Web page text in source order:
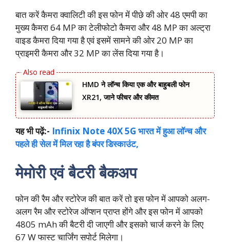
बात करें कैमरा क्वालिटी की इस फोन में पीछे की ओर 48 एमपी का
मुख्य कैमरा 64 MP का टेलीफोटो कैमरा और 48 MP का अल्ट्रा
वाइड कैमरा दिया गया है एवं इसमें सामने की ओर 20 MP का
प्राइमरी कैमरा और 32 MP का लेंस दिया गया है।
HMD ने लॉन्च किया एक और बाहुबली फोन
XR21, जाने फीचर और कीमत
यह भी पढ़ें:- Infinix Note 40X 5G भारत में हुआ लॉन्च और
पहले ही सेल में मिल रहा है बंपर डिस्काउंट,
मेमोरी एवं बैटरी बैकअप
फोन की रैम और स्टोरेज की बात करें तो इस फोन में आपको अलग-
अलग रैम और स्टोरेज ऑप्शन प्राप्त होंगे और इस फोन में आपको
4805 mAh की बैटरी दी जाएगी और इसको चार्ज करने के लिए
67 W फास्ट चार्जिंग सपोर्ट मिलेगा।